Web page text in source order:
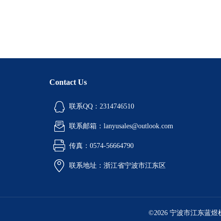
Contact Us
联系QQ：2314746510
联系邮箱：lanyusales@outlook.com
传真：0574-56664790
联系地址：浙江省宁波市江东区
©2026 宁波市江东蓝